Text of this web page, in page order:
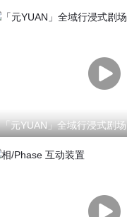
「元YUAN」全域行浸式剧场